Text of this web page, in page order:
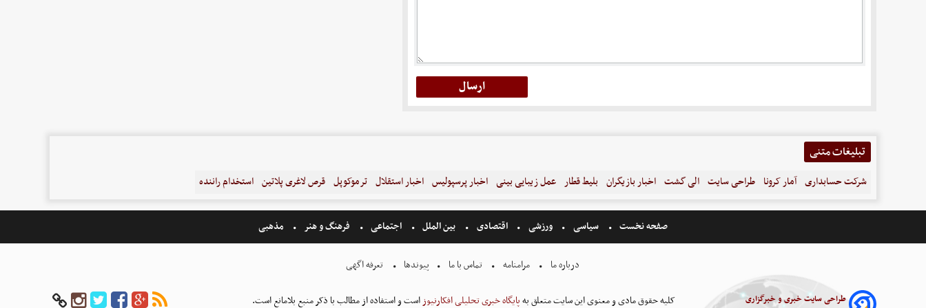
تبلیغات متنی
شرکت حسابداری آمار کرونا طراحی سایت الی گشت اخبار بازیگران بلیط قطار عمل زیبایی بینی اخبار پرسپولیس اخبار استقلال ترموکوپل قرص لاغری پلاتین استخدام راننده
صفحه نخست سیاسی ورزشی اقتصادی بین الملل اجتماعی فرهنگ و هنر مذهبی
درباره ما مرامنامه تماس با ما پیوندها تعرفه اگهی
طراحی سایت خبری و خبرگزاری
کلیه حقوق مادی و معنوی این سایت متعلق بهپایگاه خبری تحلیلی افکارنیوزاست و استفاده از مطالب با ذکر منبع بلامانع است.